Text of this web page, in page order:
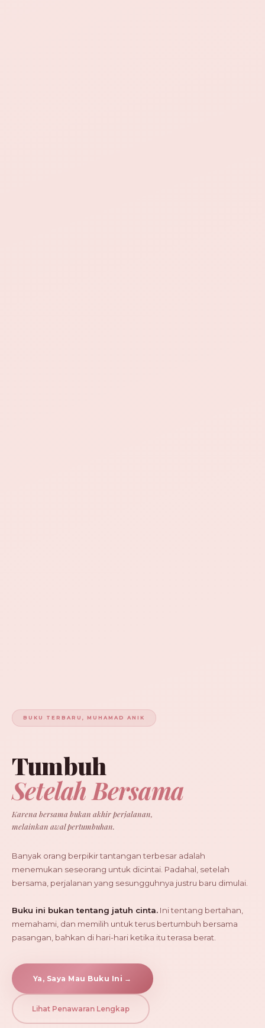
BUKU TERBARU, MUHAMAD ANIK
Tumbuh
Setelah Bersama
Karena bersama bukan akhir perjalanan,
melainkan awal pertumbuhan.
Banyak orang berpikir tantangan terbesar adalah
menemukan seseorang untuk dicintai. Padahal, setelah
bersama, perjalanan yang sesungguhnya justru baru dimulai.
Buku ini bukan tentang jatuh cinta. Ini tentang bertahan,
memahami, dan memilih untuk terus bertumbuh bersama
pasangan, bahkan di hari-hari ketika itu terasa berat.
Ya, Saya Mau Buku Ini →
Lihat Penawaran Lengkap